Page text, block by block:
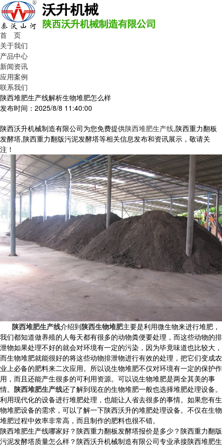
首 页
关于我们
产品中心
新闻资讯
应用案例
联系我们
陕西堆肥生产线解析生物堆肥怎么样
发布时间：2025/8/8 11:40:00
陕西沃升机械制造有限公司为您免费提供陕西堆肥生产线,陕西重力翻板
发酵塔,陕西重力翻版污泥发酵塔等相关信息发布和资讯展示，敬请关
注！
陕西堆肥生产线介绍到陕西生物堆肥主要是利用微生物来进行堆肥，
我们都知道做养殖的人每天都有很多的动物粪便要处理，而这些动物的排
泄物如果处理不好的就会对环境有一定的污染，因为毕竟味道也比较大，
而生物堆肥就能很好的将这些动物排泄物进行有效的处理，把它们变成农
业上必备的肥料来二次应用。所以说生物堆肥不仅对环境有一定的保护作
用，而且还能产生很多的可利用资源。可以说生物堆肥是两全其美的事
情。 陕西堆肥生产线还了解到现在的生物堆肥一般也选择堆肥处理设备。
利用现代化的设备进行堆肥处理，也能让人省去很多的事情。如果您有生
物堆肥设备的需求，可以了解一下陕西沃升的堆肥处理设备。不仅在生物
堆肥过程中效率非常高，而且制作的肥料也很不错。
陕西堆肥生产线哪家好？陕西重力翻板发酵塔报价是多少？陕西重力翻版
污泥发酵塔质量怎么样？陕西沃升机械制造有限公司专业承接陕西堆肥生